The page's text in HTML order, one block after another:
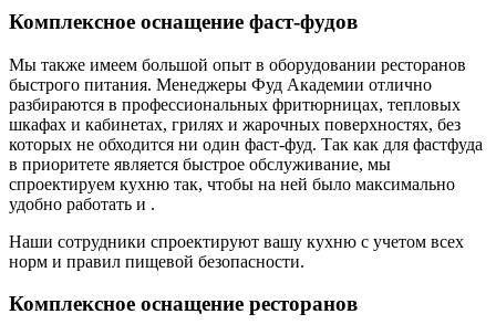
Комплексное оснащение фаст-фудов
Мы также имеем большой опыт в оборудовании ресторанов
быстрого питания. Менеджеры Фуд Академии отлично
разбираются в профессиональных фритюрницах, тепловых
шкафах и кабинетах, грилях и жарочных поверхностях, без
которых не обходится ни один фаст-фуд. Так как для фастфуда
в приоритете является быстрое обслуживание, мы
спроектируем кухню так, чтобы на ней было максимально
удобно работать и .
Наши сотрудники спроектируют вашу кухню с учетом всех
норм и правил пищевой безопасности.
Комплексное оснащение ресторанов